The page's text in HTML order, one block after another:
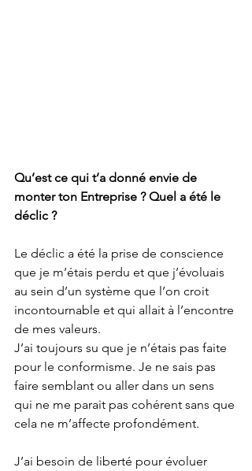
Qu’est ce qui t’a donné envie de
monter ton Entreprise ? Quel a été le
déclic ?
Le déclic a été la prise de conscience
que je m’étais perdu et que j’évoluais
au sein d’un système que l’on croit
incontournable et qui allait à l’encontre
de mes valeurs.
J’ai toujours su que je n’étais pas faite
pour le conformisme. Je ne sais pas
faire semblant ou aller dans un sens
qui ne me parait pas cohérent sans que
cela ne m’affecte profondément.
J’ai besoin de liberté pour évoluer